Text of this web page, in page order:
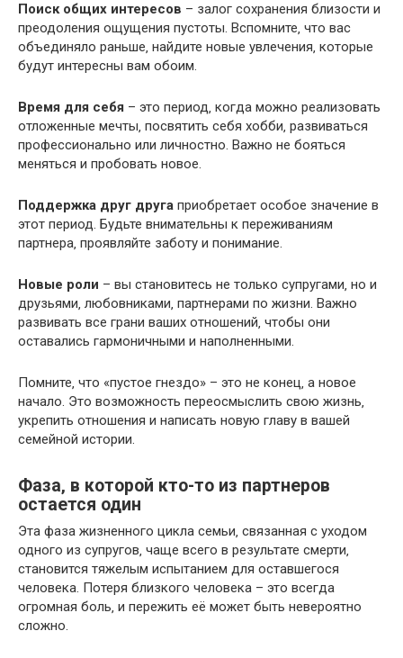
Поиск общих интересов – залог сохранения близости и
преодоления ощущения пустоты. Вспомните‚ что вас
объединяло раньше‚ найдите новые увлечения‚ которые
будут интересны вам обоим.​
Время для себя – это период‚ когда можно реализовать
отложенные мечты‚ посвятить себя хобби‚ развиваться
профессионально или личностно.​ Важно не бояться
меняться и пробовать новое.​
Поддержка друг друга приобретает особое значение в
этот период. Будьте внимательны к переживаниям
партнера‚ проявляйте заботу и понимание.
Новые роли – вы становитесь не только супругами‚ но и
друзьями‚ любовниками‚ партнерами по жизни.​ Важно
развивать все грани ваших отношений‚ чтобы они
оставались гармоничными и наполненными.​
Помните‚ что «пустое гнездо» – это не конец‚ а новое
начало.​ Это возможность переосмыслить свою жизнь‚
укрепить отношения и написать новую главу в вашей
семейной истории.​
Фаза‚ в которой кто-то из партнеров
остается один
Эта фаза жизненного цикла семьи‚ связанная с уходом
одного из супругов‚ чаще всего в результате смерти‚
становится тяжелым испытанием для оставшегося
человека. Потеря близкого человека – это всегда
огромная боль‚ и пережить её может быть невероятно
сложно.​